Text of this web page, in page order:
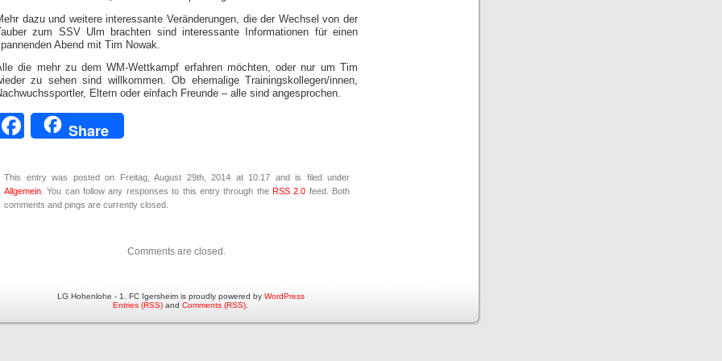
dazu und weitere interessante Veränderungen, die der Wechsel von der
zum SSV Ulm brachten sind interessante Informationen für einen
Abend mit Tim Nowak.
die mehr zu dem WM-Wettkampf erfahren möchten, oder nur um Tim
zu sehen sind willkommen. Ob ehemalige Trainingskollegen/innen,
Eltern oder einfach Freunde – alle sind angesprochen.
Facebook
Share
This entry was posted on Freitag, August 29th, 2014 at 10:17 and is filed under
Allgemein . You can follow any responses to this entry through the RSS 2.0 feed. Both
comments and pings are currently closed.
Comments are closed.
LG Hohenlohe - 1. FC Igersheim is proudly powered by WordPress
Entries (RSS) and Comments (RSS).